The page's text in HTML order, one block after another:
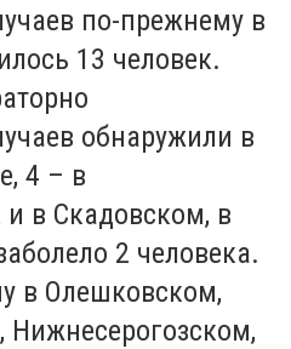
по-прежнему в
13 человек.
обнаружили в
4 – в
в Скадовском, в
2 человека.
в Олешковском,